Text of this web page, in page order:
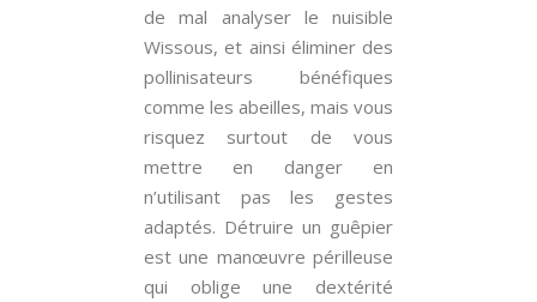
de mal analyser le nuisible
Wissous, et ainsi éliminer des
pollinisateurs bénéfiques
comme les abeilles, mais vous
risquez surtout de vous
mettre en danger en
n’utilisant pas les gestes
adaptés. Détruire un guêpier
est une manœuvre périlleuse
qui oblige une dextérité